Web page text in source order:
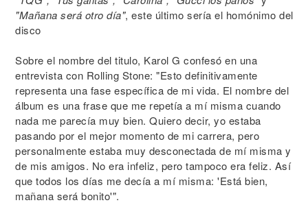
"Mañana será otro día", este último sería el homónimo del
disco
Sobre el nombre del titulo, Karol G confesó en una
entrevista con Rolling Stone: "Esto definitivamente
representa una fase específica de mi vida. El nombre del
álbum es una frase que me repetía a mí misma cuando
nada me parecía muy bien. Quiero decir, yo estaba
pasando por el mejor momento de mi carrera, pero
personalmente estaba muy desconectada de mí misma y
de mis amigos. No era infeliz, pero tampoco era feliz. Así
que todos los días me decía a mí misma: 'Está bien,
mañana será bonito'".